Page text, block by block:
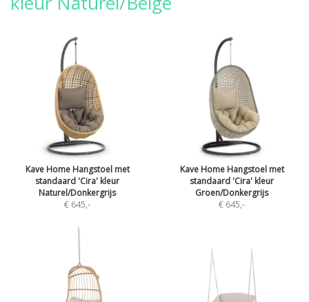
Kave Home Hangstoel met
standaard 'Cira' kleur
Naturel/Donkergrijs
€ 645,-
Kave Home Hangstoel met
standaard 'Cira' kleur
Groen/Donkergrijs
€ 645,-